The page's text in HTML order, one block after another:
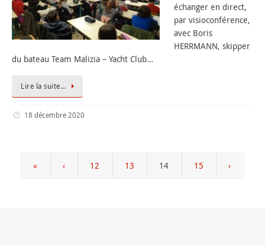
échanger en direct,
par visioconférence,
avec Boris
HERRMANN, skipper
du bateau Team Malizia – Yacht Club…
Lire la suite…
18 décembre 2020
« ‹ 12 13 14 15 ›